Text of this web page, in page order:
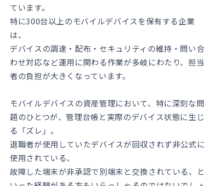
ています。
特に300台以上のモバイルデバイスを保有する企業
は、
デバイスの調達・配布・セキュリティの維持・問い合
わせ対応など運用に関わる作業が多岐にわたり、担当
者の負担が大きくなっています。
モバイルデバイスの資産管理において、特に深刻な問
題のひとつが、管理台帳と実際のデバイス状態に生じ
る「ズレ」。
退職者が使用していたデバイスが回収されず非公式に
使用されている、
故障した端末が非承認で別端末と交換されている、と